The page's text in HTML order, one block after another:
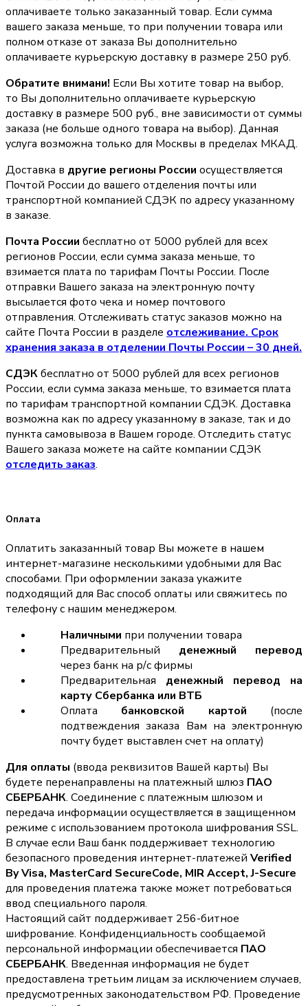
оплачиваете только заказанный товар. Если сумма
вашего заказа меньше, то при получении товара или
полном отказе от заказа Вы дополнительно
оплачиваете курьерскую доставку в размере 250 руб.
Обратите внимани! Если Вы хотите товар на выбор,
то Вы дополнительно оплачиваете курьерскую
доставку в размере 500 руб., вне зависимости от суммы
заказа (не больше одного товара на выбор). Данная
услуга возможна только для Москвы в пределах МКАД.
Доставка в другие регионы России осуществляется
Почтой России до вашего отделения почты или
транспортной компанией СДЭК по адресу указанному
в заказе.
Почта России бесплатно от 5000 рублей для всех
регионов России, если сумма заказа меньше, то
взимается плата по тарифам Почты России. После
отправки Вашего заказа на электронную почту
высылается фото чека и номер почтового
отправления. Отслеживать статус заказов можно на
сайте Почта России в разделе oтслеживание. Срок
хранения заказа в отделении Почты России – 30 дней.
СДЭКбесплатно от 5000 рублей для всех регионов
России, если сумма заказа меньше, то взимается плата
по тарифам транспортной компании СДЭК. Доставка
возможна как по адресу указанному в заказе, так и до
пункта самовывоза в Вашем городе. Отследить статус
Вашего заказа можете на сайте компании СДЭК
отследить заказ.
Оплата
Оплатить заказанный товар Вы можете в нашем
интернет-магазине несколькими удобными для Вас
способами. При оформлении заказа укажите
подходящий для Вас способ оплаты или свяжитесь по
телефону с нашим менеджером.
Наличными при получении товара
Предварительный денежный перевод
через банк на р/с фирмы
Предварительная денежный перевод на
карту Сбербанка или ВТБ
Оплата банковской картой (после
подтвеждения заказа Вам на электронную
почту будет выставлен счет на оплату)
Для оплаты (ввода реквизитов Вашей карты) Вы
будете перенаправлены на платежный шлюз ПАО
СБЕРБАНК. Соединение с платежным шлюзом и
передача информации осуществляется в защищенном
режиме с использованием протокола шифрования SSL.
В случае если Ваш банк поддерживает технологию
безопасного проведения интернет-платежей Verified
By Visa, MasterCard SecureCode, MIR Accept, J-Secure
для проведения платежа также может потребоваться
ввод специального пароля.
Настоящий сайт поддерживает 256-битное
шифрование. Конфиденциальность сообщаемой
персональной информации обеспечивается ПАО
СБЕРБАНК. Введенная информация не будет
предоставлена третьим лицам за исключением случаев,
предусмотренных законодательством РФ. Проведение